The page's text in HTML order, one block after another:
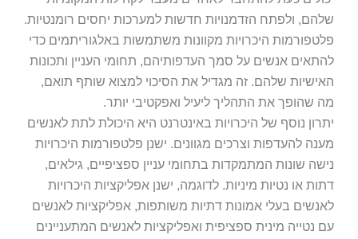
ולפתח הזדמנויות חדשות למערכות יחסים רומנטיות.
היכרויות מקוונות משתמשות באלגוריתמים כדי
אנשים על סמך העדפותיהם, תחומי העניין ותכונות
שלהם. זה מגדיל את הסיכוי למצוא שותף תואם,
שהופך את התהליך ליעיל ואפקטיבי יותר.
נוסף של היכרויות באינטרנט היא היכולת לתת לאנשים
להעדפות וצרכים מגוונים. ישנן פלטפורמות היכרויות
שונות המתמקדות בתחומי עניין ספציפיים, גילאים,
או נטיות מיניות. לדוגמה, ישנן אפליקציות היכרויות
בעלי אמונות דתיות משותפות, אפליקציות לאנשים
נטייה מינית ספציפית ואפליקציות לאנשים המתעניינים